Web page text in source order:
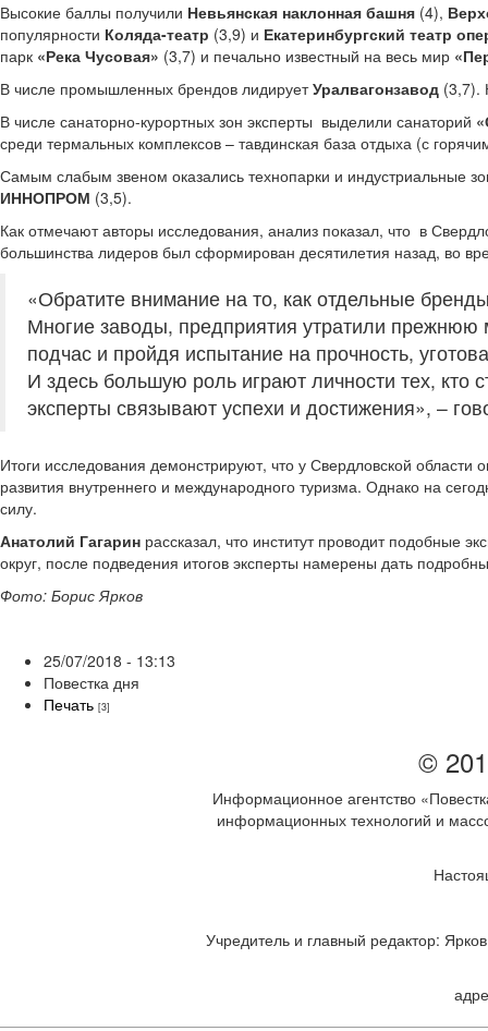
Высокие баллы получили Невьянская наклонная башня (4),
популярности Коляда-театр (3,9) и Екатеринбургский театр
парк «Река Чусовая» (3,7) и печально известный на весь мир
В числе промышленных брендов лидируетУралвагонзавод (3,7).
В числе санаторно-курортных зон эксперты выделили санаторий
среди термальных комплексов – тавдинская база отдыха (с
Самым слабым звеном оказались технопарки и индустриальные
ИННОПРОМ (3,5).
Как отмечают авторы исследования, анализ показал, что в
большинства лидеров был сформирован десятилетия назад, во
«Обратите внимание на то, как отдельные
Многие заводы, предприятия утратили прежнюю
подчас и пройдя испытание на прочность,
И здесь большую роль играют личности тех,
эксперты связывают успехи и достижения», –
Итоги исследования демонстрируют, что у Свердловской области
развития внутреннего и международного туризма. Однако на
силу.
Анатолий Гагарин рассказал, что институт проводит подобные
округ, после подведения итогов эксперты намерены дать
Фото: Борис Ярков
25/07/2018 - 13:13
Повестка дня
Печать [3]
©
Информационное агентство
информационных технологий и
Учредитель и главный редактор: